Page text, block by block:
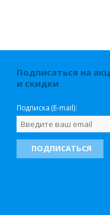
Подписаться на
и скидки
Подписка (E-mail):